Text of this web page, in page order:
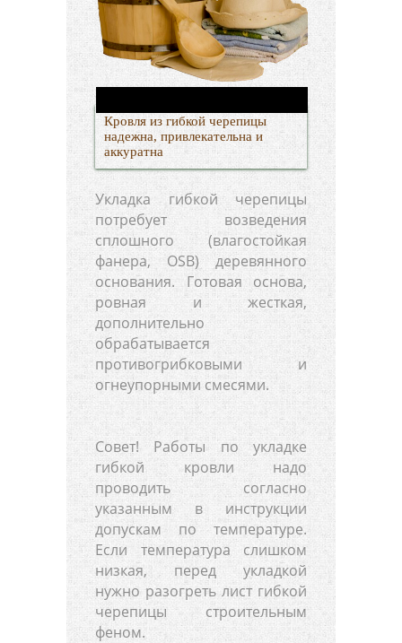
Кровля из гибкой черепицы
надежна, привлекательна и
аккуратна
Укладка гибкой черепицы
потребует возведения
сплошного (влагостойкая
фанера, OSB) деревянного
основания. Готовая основа,
ровная и жесткая,
дополнительно
обрабатывается
противогрибковыми и
огнеупорными смесями.
Совет! Работы по укладке
гибкой кровли надо
проводить согласно
указанным в инструкции
допускам по температуре.
Если температура слишком
низкая, перед укладкой
нужно разогреть лист гибкой
черепицы строительным
феном.